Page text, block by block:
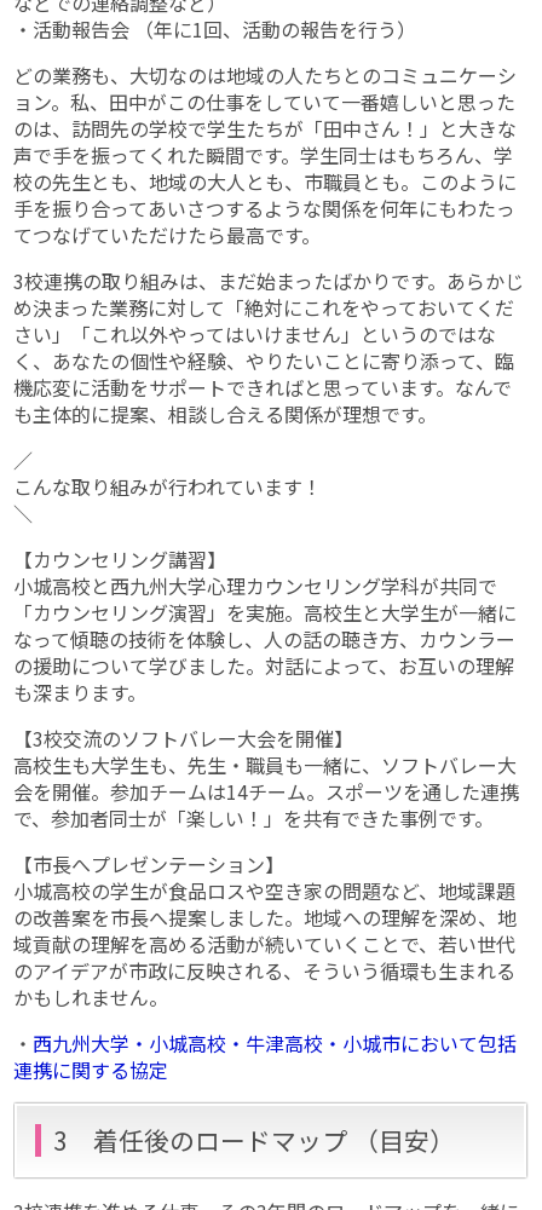
・活動報告会 （年に1回、活動の報告を行う）
どの業務も、大切なのは地域の人たちとのコミュニケーシ
ョン。私、田中がこの仕事をしていて一番嬉しいと思った
のは、訪問先の学校で学生たちが「田中さん！」と大きな
声で手を振ってくれた瞬間です。学生同士はもちろん、学
校の先生とも、地域の大人とも、市職員とも。このように
手を振り合ってあいさつするような関係を何年にもわたっ
てつなげていただけたら最高です。
3校連携の取り組みは、まだ始まったばかりです。あらかじ
め決まった業務に対して「絶対にこれをやっておいてくだ
さい」「これ以外やってはいけません」というのではな
く、あなたの個性や経験、やりたいことに寄り添って、臨
機応変に活動をサポートできればと思っています。なんで
も主体的に提案、相談し合える関係が理想です。
／
こんな取り組みが行われています！
＼
【カウンセリング講習】
小城高校と西九州大学心理カウンセリング学科が共同で
「カウンセリング演習」を実施。高校生と大学生が一緒に
なって傾聴の技術を体験し、人の話の聴き方、カウンラー
の援助について学びました。対話によって、お互いの理解
も深まります。
【3校交流のソフトバレー大会を開催】
高校生も大学生も、先生・職員も一緒に、ソフトバレー大
会を開催。参加チームは14チーム。スポーツを通した連携
で、参加者同士が「楽しい！」を共有できた事例です。
【市長へプレゼンテーション】
小城高校の学生が食品ロスや空き家の問題など、地域課題
の改善案を市長へ提案しました。地域への理解を深め、地
域貢献の理解を高める活動が続いていくことで、若い世代
のアイデアが市政に反映される、そういう循環も生まれる
かもしれません。
・ 西九州大学・小城高校・牛津高校・小城市において包括
連携に関する協定
3 着任後のロードマップ （目安）